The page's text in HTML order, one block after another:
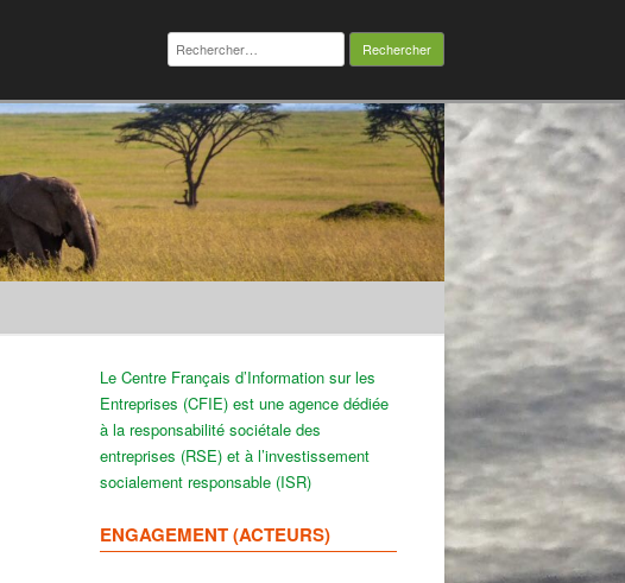
Rechercher :
Le Centre Français d’Information sur les
Entreprises (CFIE) est une agence dédiée
à la responsabilité sociétale des
entreprises (RSE) et à l’investissement
socialement responsable (ISR)
ENGAGEMENT (ACTEURS)